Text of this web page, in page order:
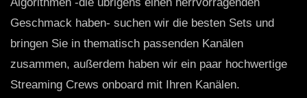
Geschmack haben- suchen wir die besten Sets und
bringen Sie in thematisch passenden Kanälen
zusammen, außerdem haben wir ein paar hochwertige
Streaming Crews onboard mit Ihren Kanälen.